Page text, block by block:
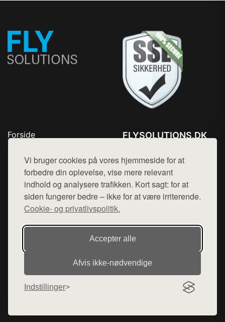
Vi bruger cookies på vores hjemmeside for at
forbedre din oplevelse, vise mere relevant
indhold og analysere trafikken. Kort sagt: for at
siden fungerer bedre – ikke for at være irriterende.
Cookie- og privatlivspolitik.
Accepter alle
Afvis ikke‑nødvendige
Indstillinger
Forside
Top Rabatter
Blog
Kontakt
FLYSOLUTIONS.DK
Mail: hej@want.dk
Cookie- og privatlivspolitik
Denne side er en del af want.dk, der udgiver en række
hjemmesider med præsentation af forskellige produkter fra
diverse webshops. Der sælges ikke varer fra denne side - vi
henviser til de shops, som sælger varen. Vi har heller ikke
varerne på lager.